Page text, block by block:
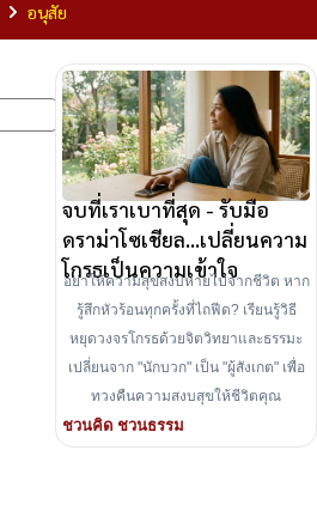
อนุสัย
จบที่เราเบาที่สุด - รับมือ
ดราม่าโซเชียล...เปลี่ยนความ
โกรธเป็นความเข้าใจ
อย่าให้ความสุขสงบหายไปจากชีวิต หาก
รู้สึกหัวร้อนทุกครั้งที่ไถฟีด? เรียนรู้วิธี
หยุดวงจรโกรธด้วยจิตวิทยาและธรรมะ
เปลี่ยนจาก "นักบวก" เป็น "ผู้สังเกต" เพื่อ
ทวงคืนความสงบสุขให้ชีวิตคุณ
ชวนคิด ชวนธรรม